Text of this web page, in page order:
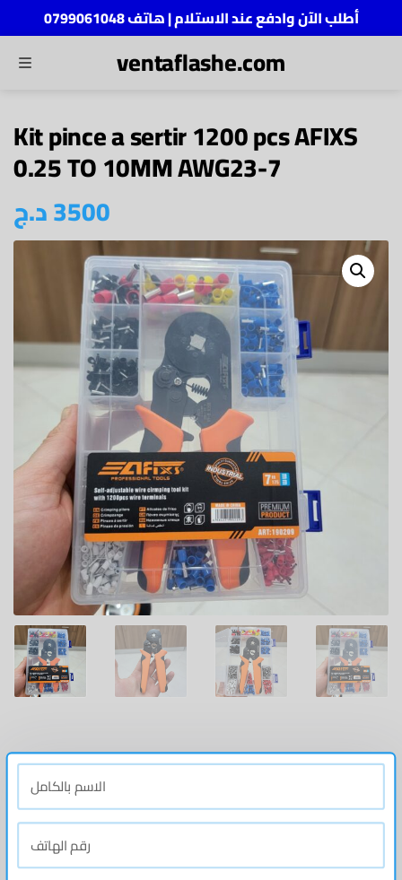
أطلب الآن وادفع عند الاستلام | هاتف 0799061048
MENU ventaflashe.com
Kit pince a sertir 1200 pcs AFIXS
0.25 TO 10MM AWG23-7
3500د.ج